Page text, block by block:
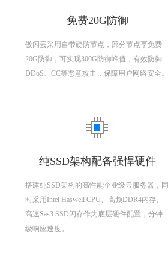
免费20G防御
傲闪云采用自带硬防节点，部分节点享免费
20G防御，可实现300G防御峰值，有效防御
DDoS、CC等恶意攻击，保障用户网络安全。
纯SSD架构配备强悍硬件
搭建纯SSD架构的高性能企业级云服务器，同
时采用Intel Haswell CPU、高频DDR4内存、
高速Sas3 SSD闪存作为底层硬件配置，分钟
级响应速度。